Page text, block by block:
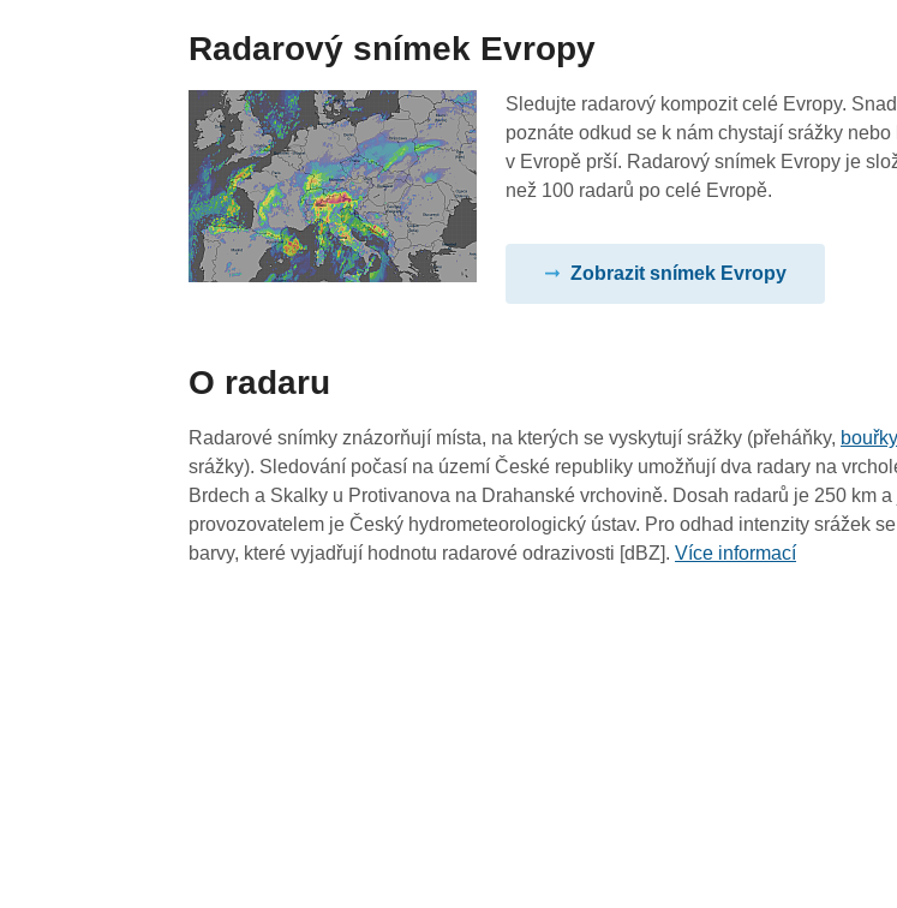
Radarový snímek Evropy
Sledujte radarový kompozit celé Evropy.
poznáte odkud se k nám chystají srážky
v Evropě prší. Radarový snímek Evropy je
než 100 radarů po celé Evropě.
Zobrazit snímek Evropy
O radaru
Radarové snímky znázorňují místa, na kterých se vyskytují srážky (přeháňky, bouřky
srážky). Sledování počasí na území České republiky umožňují dva radary na
Brdech a Skalky u Protivanova na Drahanské vrchovině. Dosah radarů je 250 km a
provozovatelem je Český hydrometeorologický ústav. Pro odhad intenzity srážek
barvy, které vyjadřují hodnotu radarové odrazivosti [dBZ].Více informací